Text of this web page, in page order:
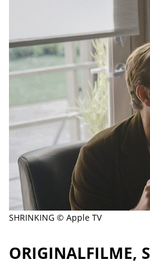
SHRINKING © Apple TV
ORIGINALFILME,